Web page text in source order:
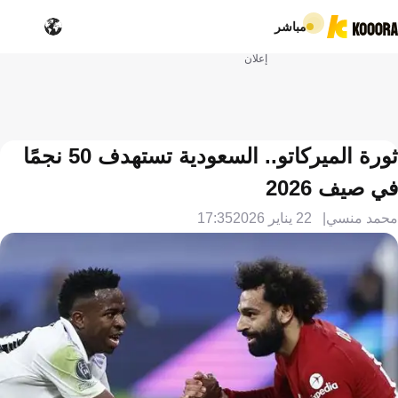
مباشر
إعلان
ثورة الميركاتو.. السعودية تستهدف 50 نجمًا
في صيف 2026
محمد منسي 22 يناير 2026 17:35